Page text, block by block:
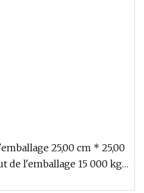
25,00 cm * 25,00
de l'emballage 15 000 kg